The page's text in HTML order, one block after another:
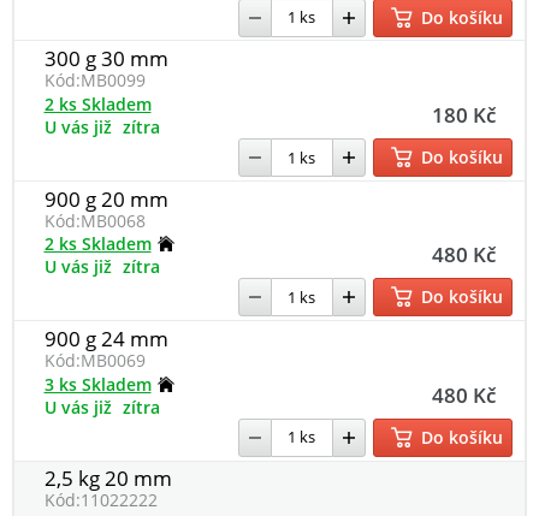
Do košíku
300 g 30 mm
Kód:MB0099
180 Kč
2 ks Skladem
U vás již zítra
Do košíku
900 g 20 mm
Kód:MB0068
480 Kč
2 ks Skladem
U vás již zítra
Do košíku
900 g 24 mm
Kód:MB0069
480 Kč
3 ks Skladem
U vás již zítra
Do košíku
2,5 kg 20 mm
Kód:11022222